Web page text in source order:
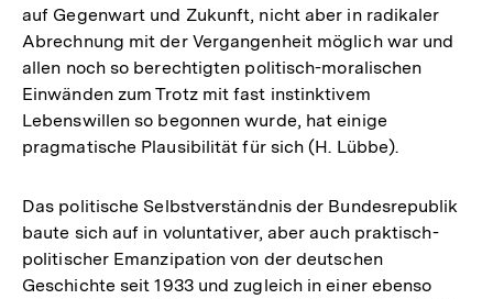
auf Gegenwart und Zukunft, nicht aber in radikaler
Abrechnung mit der Vergangenheit möglich war und
allen noch so berechtigten politisch-moralischen
Einwänden zum Trotz mit fast instinktivem
Lebenswillen so begonnen wurde, hat einige
pragmatische Plausibilität für sich (H. Lübbe).
Das politische Selbstverständnis der Bundesrepublik
baute sich auf in voluntativer, aber auch praktisch-
politischer Emanzipation von der deutschen
Geschichte seit 1933 und zugleich in einer ebenso